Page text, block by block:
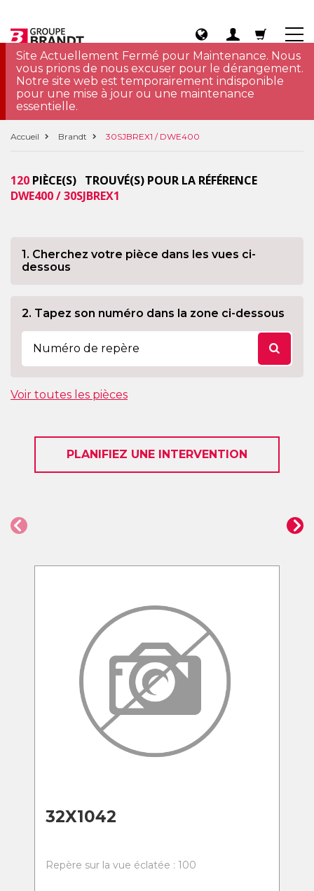
Site Actuellement Fermé pour Maintenance. Nous
vous prions de nous excuser pour le dérangement.
Notre site web est temporairement indisponible
pour une mise à jour ou une maintenance
essentielle.
Accueil Brandt 30SJBREX1 / DWE400
120 PIÈCE(S) TROUVÉ(S) POUR LA RÉFÉRENCE
DWE400 / 30SJBREX1
1. Cherchez votre pièce dans les vues ci-
dessous
2. Tapez son numéro dans la zone ci-dessous
Voir toutes les pièces
PLANIFIEZ UNE INTERVENTION
32X1042
Repère sur la vue éclatée : 100